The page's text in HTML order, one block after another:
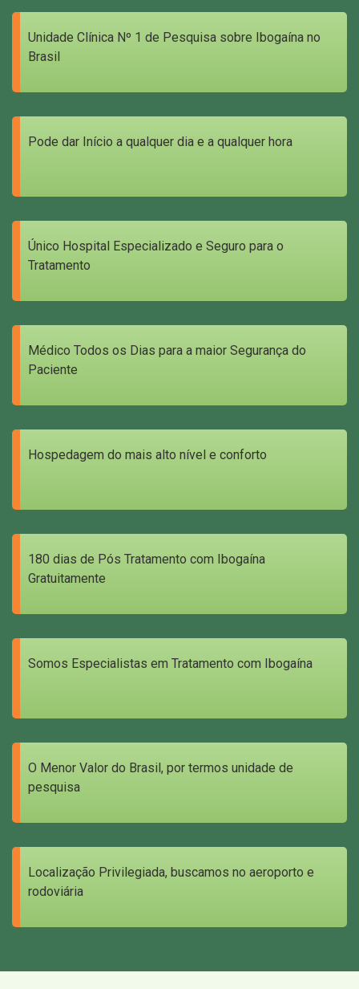
Unidade Clínica Nº 1 de Pesquisa sobre Ibogaína no
Brasil
Pode dar Início a qualquer dia e a qualquer hora
Único Hospital Especializado e Seguro para o
Tratamento
Médico Todos os Dias para a maior Segurança do
Paciente
Hospedagem do mais alto nível e conforto
180 dias de Pós Tratamento com Ibogaína
Gratuitamente
Somos Especialistas em Tratamento com Ibogaína
O Menor Valor do Brasil, por termos unidade de
pesquisa
Localização Privilegiada, buscamos no aeroporto e
rodoviária